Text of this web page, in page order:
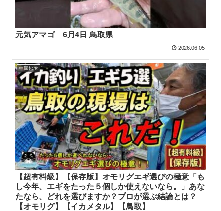
元気アマゴ 6月4日 鳥取県
2026.06.05
中国地方
【超有料級】【保存版】オモリグエギ選びの極意「も
し今年、エギをたった５個しか使えないなら。」あな
たなら、どれを選びますか？プロが選ぶ結論とは？
【オモリグ】【イカメタル】【鳥取】